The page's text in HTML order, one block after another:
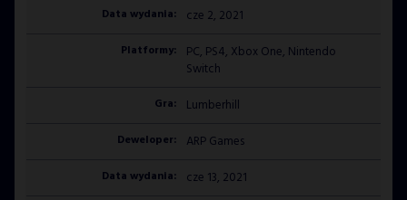
cze 2, 2021
PC, PS4, Xbox One, Nintendo
Switch
Lumberhill
ARP Games
cze 13, 2021